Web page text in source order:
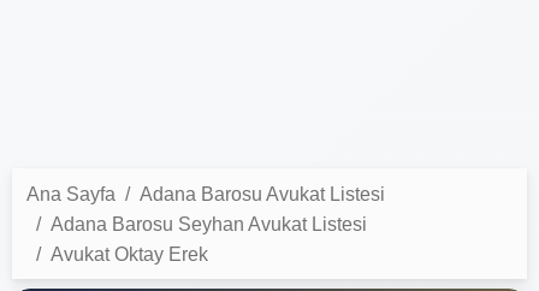
Ana Sayfa
Adana Barosu Avukat Listesi
Adana Barosu Seyhan Avukat Listesi
Avukat Oktay Erek